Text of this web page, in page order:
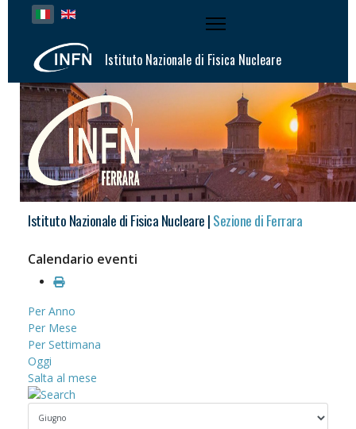
Seleziona la tua lingua
Istituto Nazionale di Fisica Nucleare
Istituto Nazionale di Fisica Nucleare |Sezione di Ferrara
Calendario eventi
Per Anno
Per Mese
Per Settimana
Oggi
Salta al mese